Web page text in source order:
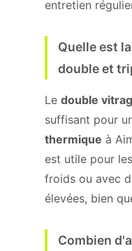
entretien
Quelle est
double et
Le double
suffisant pour
thermique à
est utile pour
froids ou avec
élevées, bien
Combien